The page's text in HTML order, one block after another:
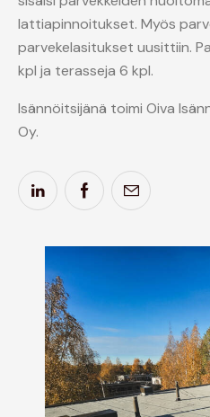
lattiapinnoitukset. Myös
parvekelasitukset uusittiin.
kpl ja terasseja 6 kpl.
Isännöitsijänä toimi Oiva
Oy.